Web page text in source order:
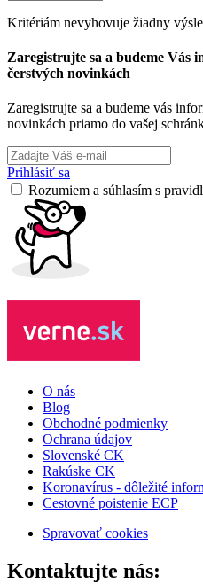
Kritériám nevyhovuje žiadny
Zaregistrujte sa a budeme Vás
čerstvých novinkách
Zaregistrujte sa a budeme vás
novinkách priamo do vašej
Prihlásiť sa
Rozumiem a súhlasím s
O nás
Blog
Obchodné podmienky
Ochrana údajov
Slovenské CK
Rakúske CK
Koronavírus - dôležité
Cestovné poistenie ECP
Spravovať cookies
Kontaktujte nás: